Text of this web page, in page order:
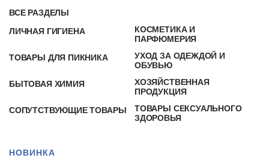
ВСЕ РАЗДЕЛЫ
ЛИЧНАЯ ГИГИЕНА
КОСМЕТИКА И
ПАРФЮМЕРИЯ
ТОВАРЫ ДЛЯ ПИКНИКА
УХОД ЗА ОДЕЖДОЙ И
ОБУВЬЮ
БЫТОВАЯ ХИМИЯ
ХОЗЯЙСТВЕННАЯ
ПРОДУКЦИЯ
СОПУТСТВУЮЩИЕ ТОВАРЫ
ТОВАРЫ СЕКСУАЛЬНОГО
ЗДОРОВЬЯ
НОВИНКА